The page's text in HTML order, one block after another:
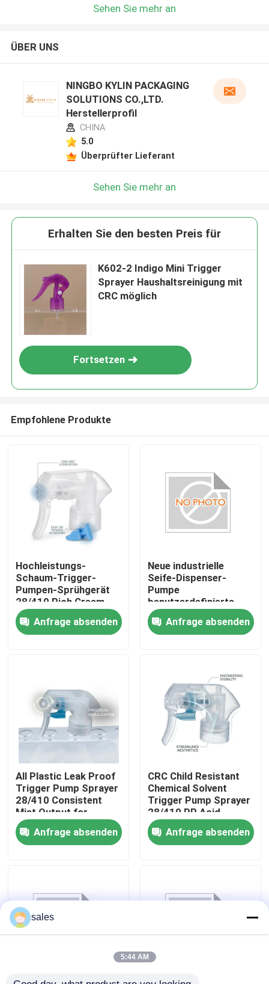
Heim
Über uns
Qualitätskontrolle
Kontakt mit uns
Rechtssachen
Triggerpumpensprüher
Sehen Sie mehr an
ÜBER UNS
NINGBO KYLIN PACKAGING
SOLUTIONS CO.,LTD.
Herstellerprofil
CHINA
5.0
Überprüfter Lieferant
Sehen Sie mehr an
Erhalten Sie den besten Preis für
K602-2 Indigo Mini Trigger
Sprayer Haushaltsreinigung mit
CRC möglich
Fortsetzen
Empfohlene Produkte
Hochleistungs-
Schaum-Trigger-
Pumpen-Sprühgerät
28/410 Rich Cream-
Schaum-Dispenser für
Badezimmer-
Fliesenreinigungsprodukte
Anfrage absenden
Neue industrielle
Seife-Dispenser-
Pumpe
benutzerdefinierte
Kunststoff-
Schrauben-up Lotion-
Pumpe K201-4
Anfrage absenden
All Plastic Leak Proof
Trigger Pump Sprayer
28/410 Consistent
Mist Output for
Household Cleaning
BottlesAnfrage absenden
CRC Child Resistant
Chemical Solvent
Trigger Pump Sprayer
28/410 PP Acid
Resistant for
Industrial Cleaning
Anfrage absenden
sales
5:44 AM